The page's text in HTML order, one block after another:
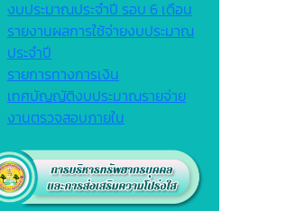
งบประมาณประจำปี รอบ 6 เดือน
รายงานผลการใช้จ่ายงบประมาณ
ประจำปี
รายการทางการเงิน
เทศบัญญัติงบประมาณรายจ่าย
งานตรวจสอบภายใน